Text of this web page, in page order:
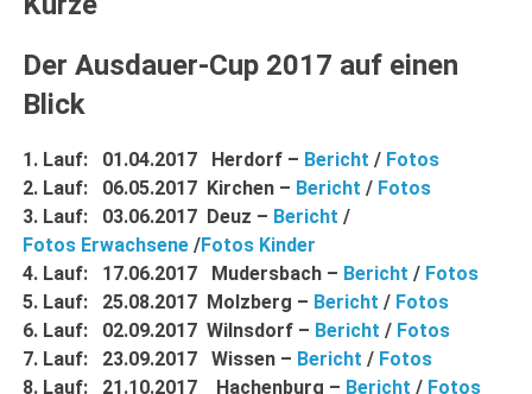
Der Ausdauer-Cup 2017 auf einen
Blick
1. Lauf: 01.04.2017 Herdorf – Bericht / Fotos
2. Lauf: 06.05.2017 Kirchen – Bericht / Fotos
3. Lauf: 03.06.2017 Deuz – Bericht /
Fotos Erwachsene /Fotos Kinder
4. Lauf: 17.06.2017 Mudersbach – Bericht/ Fotos
5. Lauf: 25.08.2017 Molzberg – Bericht / Fotos
6. Lauf: 02.09.2017 Wilnsdorf – Bericht/ Fotos
7. Lauf: 23.09.2017 Wissen – Bericht / Fotos
8. Lauf: 21.10.2017 Hachenburg – Bericht / Fotos